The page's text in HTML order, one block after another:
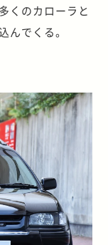
くのカローラと
んでくる。